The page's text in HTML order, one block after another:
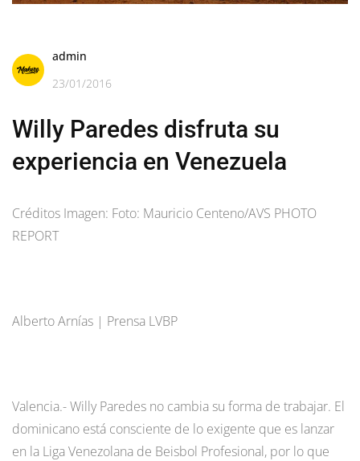
admin
23/01/2016
Willy Paredes disfruta su
experiencia en Venezuela
Créditos Imagen: Foto: Mauricio Centeno/AVS PHOTO
REPORT
Alberto Arnías | Prensa LVBP
Valencia.- Willy Paredes no cambia su forma de trabajar. El
dominicano está consciente de lo exigente que es lanzar
en la Liga Venezolana de Beisbol Profesional, por lo que